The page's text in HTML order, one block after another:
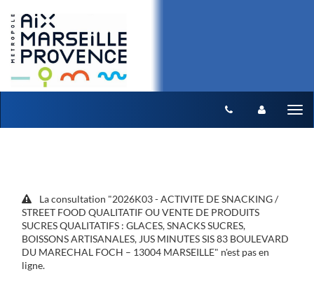
La consultation "2026K03 - ACTIVITE DE SNACKING /
STREET FOOD QUALITATIF OU VENTE DE PRODUITS
SUCRES QUALITATIFS : GLACES, SNACKS SUCRES,
BOISSONS ARTISANALES, JUS MINUTES SIS 83 BOULEVARD
DU MARECHAL FOCH – 13004 MARSEILLE" n'est pas en
ligne.